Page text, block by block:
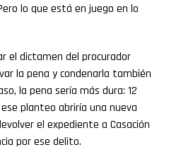
lo que está en juego en lo
el dictamen del procurador
la pena y condenarla también
la pena sería más dura: 12
planteo abriría una nueva
el expediente a Casación
por ese delito.